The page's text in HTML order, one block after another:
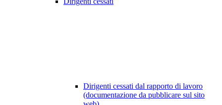
Dirigenti cessati dal rapporto di lavoro
(documentazione da pubblicare sul sito